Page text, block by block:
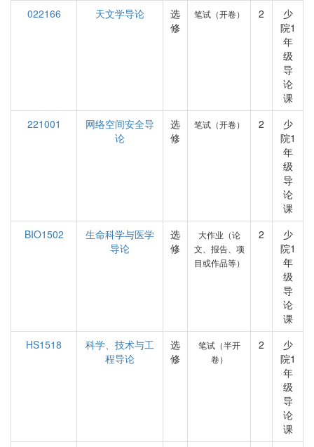
022166
天文学导论
选
修
笔试（开卷） 2
少
院1
年
级
导
论
课
221001
网络空间安全导
论
选
修
笔试（开卷） 2
少
院1
年
级
导
论
课
BIO1502
生命科学与医学
导论
选
修
大作业（论
文、报告、项
目或作品等）
2
少
院1
年
级
导
论
课
HS1518
科学、技术与工
程导论
选
修
笔试（半开
卷）
2
少
院1
年
级
导
论
课